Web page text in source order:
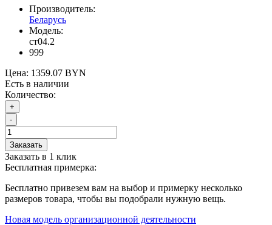
Производитель:
Беларусь
Модель:
ст04.2
999
Цена: 1359.07 BYN
Есть в наличии
Количество:
+
-
Заказать
Заказать в 1 клик
Бесплатная примерка:
Бесплатно привезем вам на выбор и примерку несколько
размеров товара, чтобы вы подобрали нужную вещь.
Новая модель организационной деятельности